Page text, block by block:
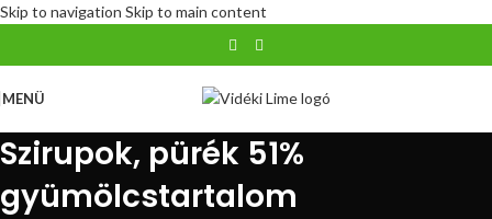
Skip to navigation Skip to main content
MENÜ
Szirupok, pürék 51%
gyümölcstartalom